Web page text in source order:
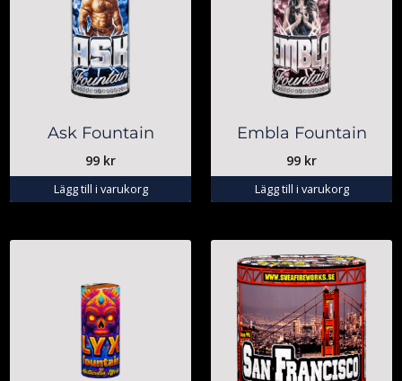
Ask Fountain
99 kr
Lägg till i varukorg
Embla Fountain
99 kr
Lägg till i varukorg